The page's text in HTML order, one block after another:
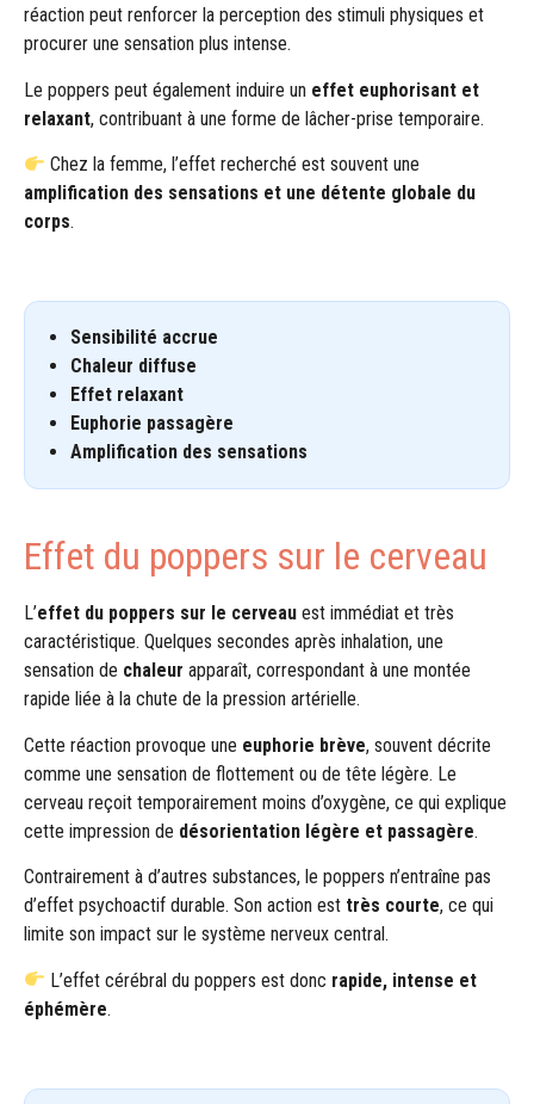
réaction peut renforcer la perception des stimuli physiques et
procurer une sensation plus intense.
Le poppers peut également induire un effet euphorisant et
relaxant, contribuant à une forme de lâcher-prise temporaire.
Chez la femme, l’effet recherché est souvent une
amplification des sensations et une détente globale du
corps.
Sensibilité accrue
Chaleur diffuse
Effet relaxant
Euphorie passagère
Amplification des sensations
Effet du poppers sur le cerveau
L’effet du poppers sur le cerveau est immédiat et très
caractéristique. Quelques secondes après inhalation, une
sensation de chaleur apparaît, correspondant à une montée
rapide liée à la chute de la pression artérielle.
Cette réaction provoque une euphorie brève, souvent décrite
comme une sensation de flottement ou de tête légère. Le
cerveau reçoit temporairement moins d’oxygène, ce qui explique
cette impression de désorientation légère et passagère.
Contrairement à d’autres substances, le poppers n’entraîne pas
d’effet psychoactif durable. Son action est très courte, ce qui
limite son impact sur le système nerveux central.
L’effet cérébral du poppers est donc rapide, intense et
éphémère.